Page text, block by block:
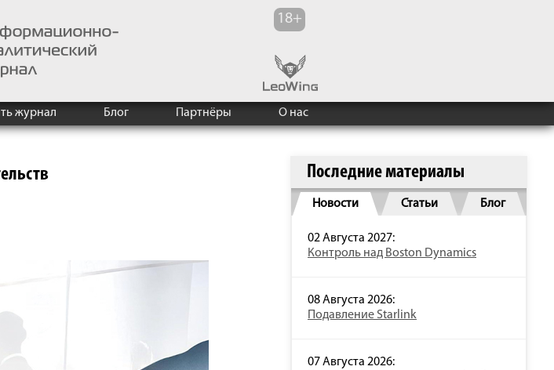
журнал Блог Партнёры О нас
Последние материалы
Новости Статьи Блог
02 Августа 2027:
Контроль над Boston Dynamics
08 Августа 2026:
Подавление Starlink
07 Августа 2026: